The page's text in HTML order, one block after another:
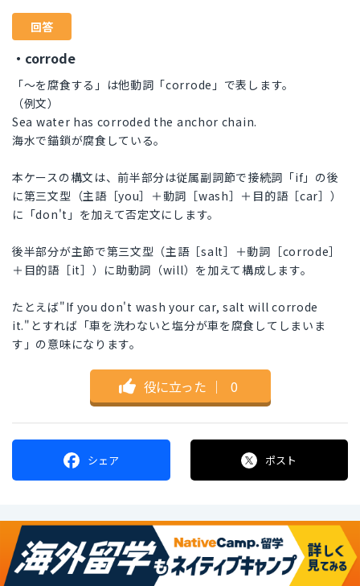
回答
・corrode
「～を腐食する」は他動詞「corrode」で表します。
（例文）
Sea water has corroded the anchor chain.
海水で錨鎖が腐食している。
本ケースの構文は、前半部分は従属副詞節で接続詞「if」の後
に第三文型（主語［you］＋動詞［wash］＋目的語［car］）
に「don't」を加えて否定文にします。
後半部分が主節で第三文型（主語［salt］＋動詞［corrode］
＋目的語［it］）に助動詞（will）を加えて構成します。
たとえば"If you don't wash your car, salt will corrode
it."とすれば「車を洗わないと塩分が車を腐食してしまいま
す」の意味になります。
役に立った ｜ 0
シェア ポスト